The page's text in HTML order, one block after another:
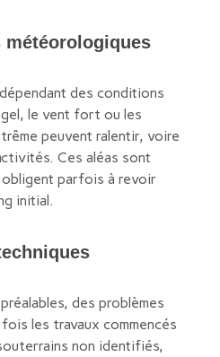
des conditions
le vent fort ou les
peuvent ralentir, voire
Ces aléas sont
parfois à revoir
initial.
des problèmes
les travaux commencés
non identifiés,